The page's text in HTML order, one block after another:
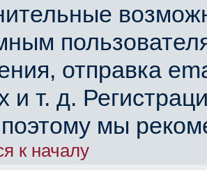
отправка
и т. д.
мы
к началу